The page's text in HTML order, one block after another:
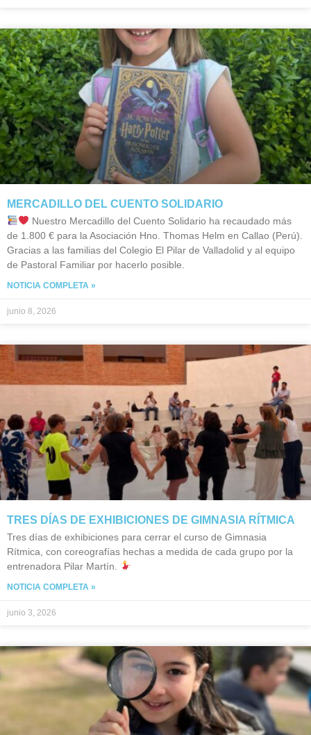
MERCADILLO DEL CUENTO SOLIDARIO
Nuestro Mercadillo del Cuento Solidario ha recaudado más
de 1.800 € para la Asociación Hno. Thomas Helm en Callao (Perú).
Gracias a las familias del Colegio El Pilar de Valladolid y al equipo
de Pastoral Familiar por hacerlo posible.
NOTICIA COMPLETA »
junio 8, 2026
TRES DÍAS DE EXHIBICIONES DE GIMNASIA RÍTMICA
Tres días de exhibiciones para cerrar el curso de Gimnasia
Rítmica, con coreografías hechas a medida de cada grupo por la
entrenadora Pilar Martín.
NOTICIA COMPLETA »
junio 3, 2026